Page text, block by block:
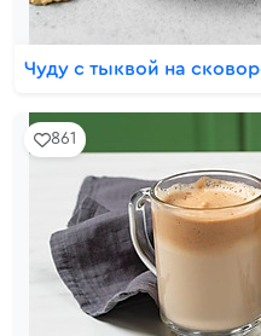
Чуду с тыквой на
861